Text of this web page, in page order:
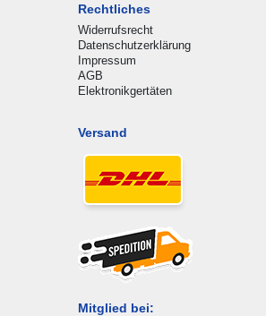
Rechtliches
Widerrufsrecht
Datenschutzerklärung
Impressum
AGB
Elektronikgertäten
Versand
Mitglied bei: